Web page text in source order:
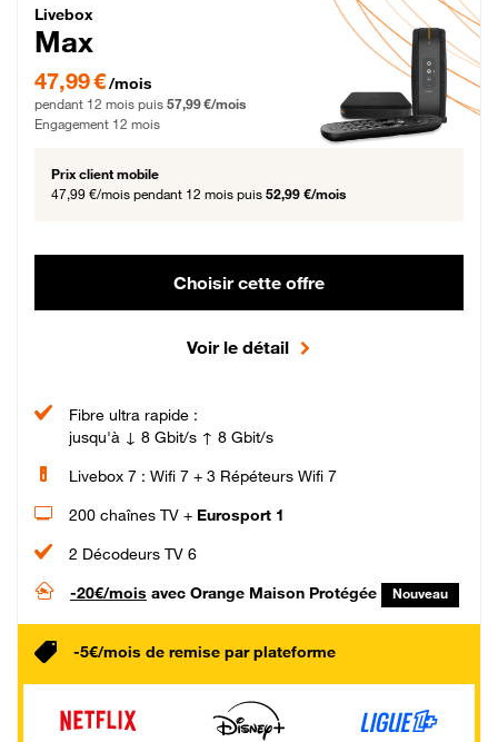
Livebox Max Fibre
Livebox
Max
47,99 € par mois pendant 12 mois puis 57,99 € par mois, Engagement 12 mois
47,99 €/mois
pendant 12 mois puis 57,99 €/mois
Engagement 12 mois
Prix client mobile
47,99 €/mois pendant 12 mois puis 52,99 €/mois
Choisir cette offre
Voir le détail
Fibre ultra rapide :
jusqu'à ↓ 8 Gbit/s ↑ 8 Gbit/s
Livebox 7 : Wifi 7 + 3 Répéteurs Wifi 7
200 chaînes TV + Eurosport 1
2 Décodeurs TV 6
-20€/mois avec Orange Maison Protégée Nouveau
-5€/mois de remise par plateforme